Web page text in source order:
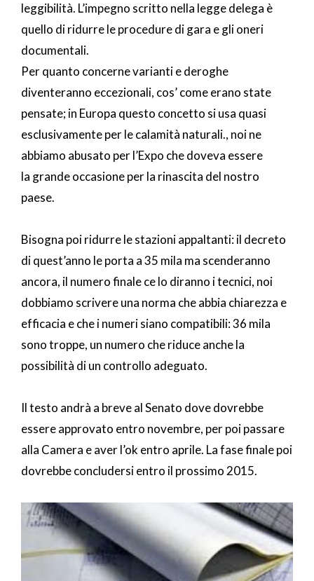
leggibilità. L’impegno scritto nella legge delega è
quello di ridurre le procedure di gara e gli oneri
documentali.
Per quanto concerne varianti e deroghe
diventeranno eccezionali, cos’ come erano state
pensate; in Europa questo concetto si usa quasi
esclusivamente per le calamità naturali., noi ne
abbiamo abusato per l’Expo che doveva essere
la grande occasione per la rinascita del nostro
paese.
Bisogna poi ridurre le stazioni appaltanti: il decreto
di quest’anno le porta a 35 mila ma scenderanno
ancora, il numero finale ce lo diranno i tecnici, noi
dobbiamo scrivere una norma che abbia chiarezza e
efficacia e che i numeri siano compatibili: 36 mila
sono troppe, un numero che riduce anche la
possibilità di un controllo adeguato.
Il testo andrà a breve al Senato dove dovrebbe
essere approvato entro novembre, per poi passare
alla Camera e aver l’ok entro aprile. La fase finale poi
dovrebbe concludersi entro il prossimo 2015.